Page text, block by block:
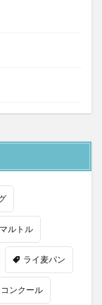
ルトル
ライ麦パン
ンクール